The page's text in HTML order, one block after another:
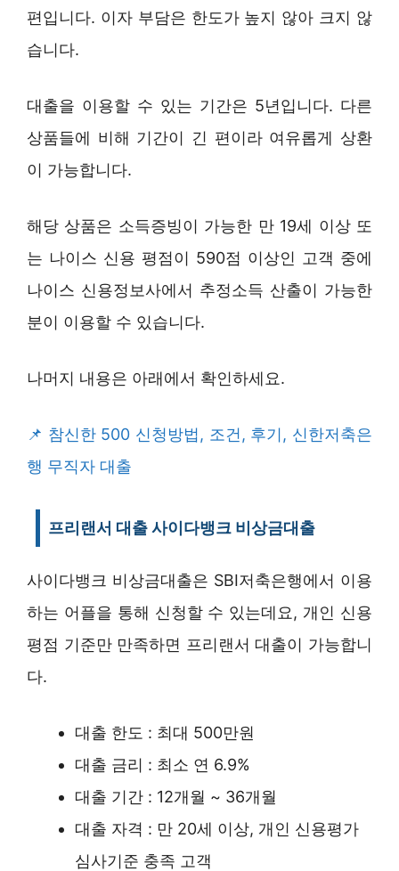
편입니다. 이자 부담은 한도가 높지 않아 크지 않
습니다.
대출을 이용할 수 있는 기간은 5년입니다. 다른
상품들에 비해 기간이 긴 편이라 여유롭게 상환
이 가능합니다.
해당 상품은 소득증빙이 가능한 만 19세 이상 또
는 나이스 신용 평점이 590점 이상인 고객 중에
나이스 신용정보사에서 추정소득 산출이 가능한
분이 이용할 수 있습니다.
나머지 내용은 아래에서 확인하세요.
참신한 500 신청방법, 조건, 후기, 신한저축은
행 무직자 대출
프리랜서 대출 사이다뱅크 비상금대출
사이다뱅크 비상금대출은 SBI저축은행에서 이용
하는 어플을 통해 신청할 수 있는데요, 개인 신용
평점 기준만 만족하면 프리랜서 대출이 가능합니
다.
대출 한도 : 최대 500만원
대출 금리 : 최소 연 6.9%
대출 기간 : 12개월 ~ 36개월
대출 자격 : 만 20세 이상, 개인 신용평가
심사기준 충족 고객